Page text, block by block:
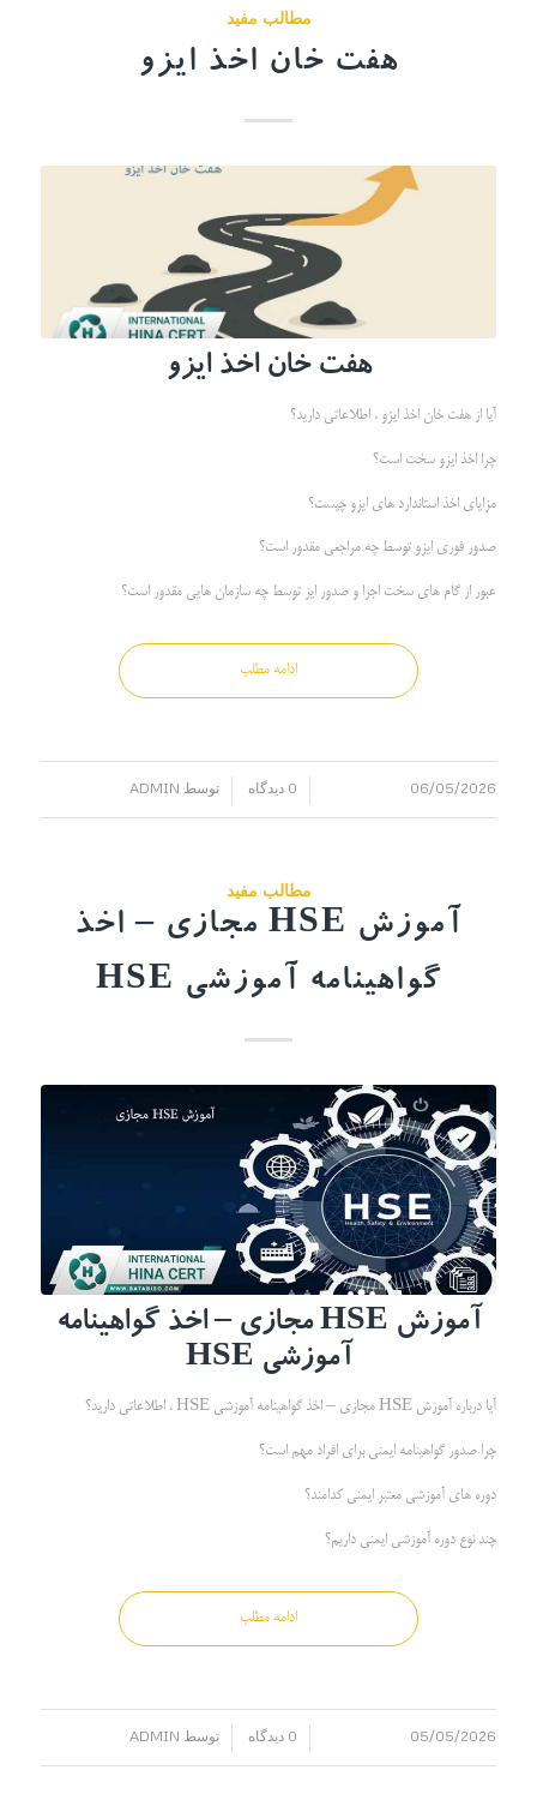
مطالب مفید
هفت خان اخذ ایزو
هفت خان اخذ ایزو
آیا از هفت خان اخذ ایزو ، اطلاعاتی دارید؟
چرا اخذ ایزو سخت است؟
مزایای اخذ استاندارد های ایزو چیست؟
صدور فوری ایزو توسط چه مراجعی مقدور است؟
عبور از گام های سخت اجرا و صدور ایز توسط چه سازمان هایی مقدور است؟
ادامه مطلب
06/05/2026 0 دیدگاه توسط ADMIN
مطالب مفید
آموزش HSE مجازی – اخذ
گواهینامه آموزشی HSE
آموزش HSEمجازی – اخذ گواهینامه
آموزشی HSE
آیا درباره آموزش HSE مجازی – اخذ گواهینامه آموزشی HSE ، اطلاعاتی دارید؟
چرا صدور گواهینامه ایمنی برای افراد مهم است؟
دوره های آموزشی معتبر ایمنی کدامند؟
چند نوع دوره آموزشی ایمنی داریم؟
ادامه مطلب
05/05/2026 0 دیدگاه توسط ADMIN